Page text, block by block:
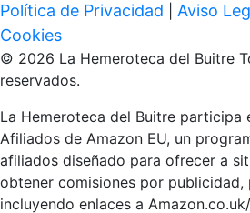
Política de Privacidad Aviso
Cookies
© 2026 La Hemeroteca del Buitre
reservados.
La Hemeroteca del Buitre participa
Afiliados de Amazon EU, un
afiliados diseñado para ofrecer a
obtener comisiones por publicidad,
incluyendo enlaces a